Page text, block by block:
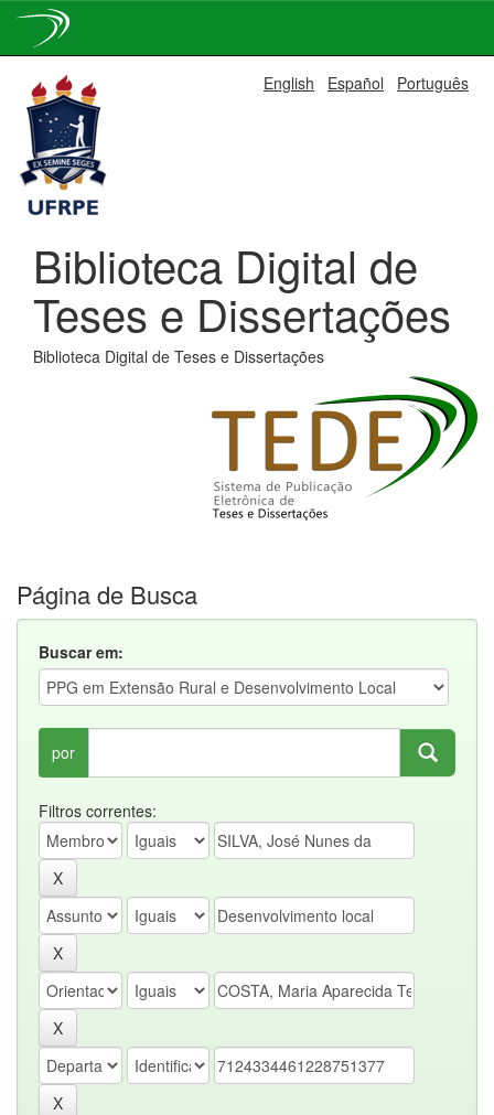
navigation
English Español Português
Biblioteca Digital de
Teses e Dissertações
Biblioteca Digital de Teses e Dissertações
Página de Busca
Buscar em:
por
Filtros correntes: